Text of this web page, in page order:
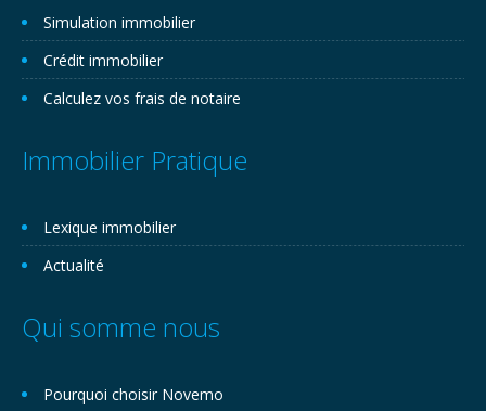
Simulation immobilier
Crédit immobilier
Calculez vos frais de notaire
Immobilier Pratique
Lexique immobilier
Actualité
Qui somme nous
Pourquoi choisir Novemo